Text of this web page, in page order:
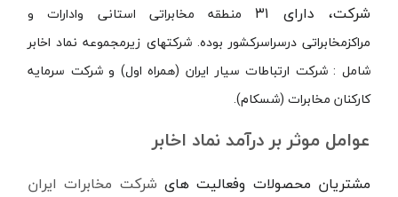
شرکت، دارای ۳۱
منطقه مخابراتی استانی وادارات و
مراکزمخابراتی درسراسرکشور بوده. شرکتهای زیرمجموعه نماد اخابر
شامل : شرکت ارتباطات سیار ایران (همراه اول) و شرکت‌ سرمایه
کارکنان مخابرات (شسکام).
عوامل موثر بر درآمد نماد اخابر
مشتریان محصولات وفعالیت های شرکت مخابرات ایران